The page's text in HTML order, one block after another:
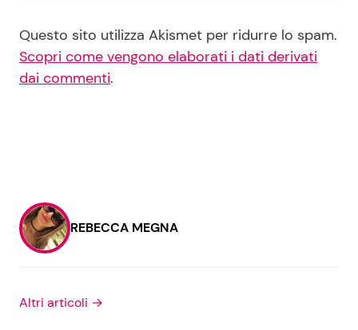
Questo sito utilizza Akismet per ridurre lo spam.
Scopri come vengono elaborati i dati derivati
dai commenti.
REBECCA MEGNA
Altri articoli →